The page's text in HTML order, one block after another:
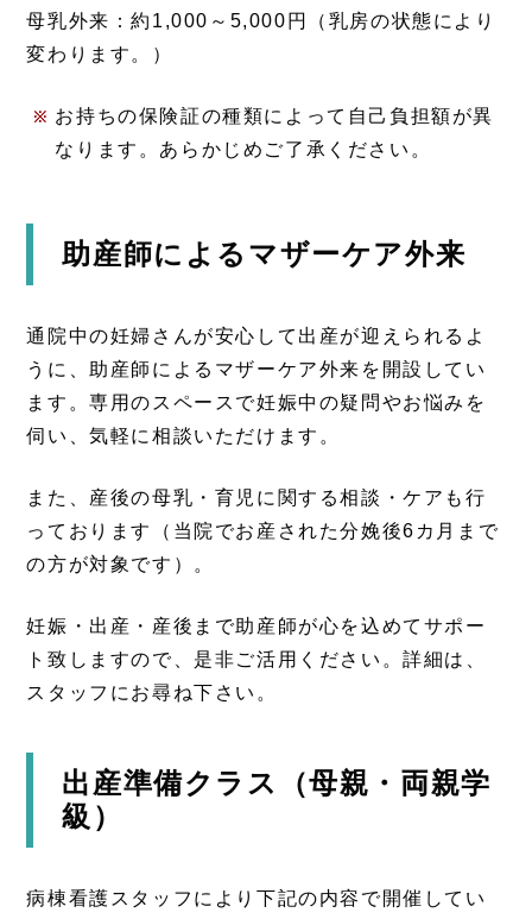
母乳外来：約1,000～5,000円（乳房の状態により
変わります。）
お持ちの保険証の種類によって自己負担額が異
なります。あらかじめご了承ください。
助産師によるマザーケア外来
通院中の妊婦さんが安心して出産が迎えられるよ
うに、助産師によるマザーケア外来を開設してい
ます。専用のスペースで妊娠中の疑問やお悩みを
伺い、気軽に相談いただけます。
また、産後の母乳・育児に関する相談・ケアも行
っております（当院でお産された分娩後6カ月まで
の方が対象です）。
妊娠・出産・産後まで助産師が心を込めてサポー
ト致しますので、是非ご活用ください。詳細は、
スタッフにお尋ね下さい。
出産準備クラス（母親・両親学
級）
病棟看護スタッフにより下記の内容で開催してい